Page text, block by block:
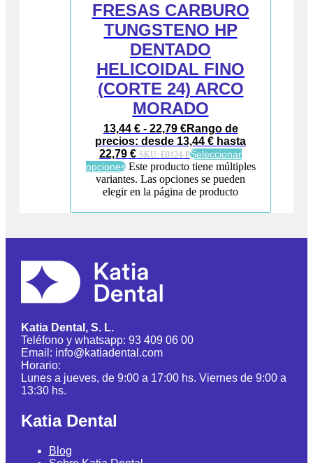
FRESAS CARBURO
TUNGSTENO HP
DENTADO
HELICOIDAL FINO
(CORTE 24) ARCO
MORADO
13,44 € - 22,79 €Rango de
precios: desde 13,44 € hasta
22,79 € SKU: E0124-PSeleccionar
opciones Este producto tiene múltiples
variantes. Las opciones se pueden
elegir en la página de producto
Katia Dental, S. L.
Teléfono y whatsapp: 93 409 06 00
Email: info@katiadental.com
Horario:
Lunes a jueves, de 9:00 a 17:00 hs. Viernes de 9:00 a
13:30 hs.
Katia Dental
Blog